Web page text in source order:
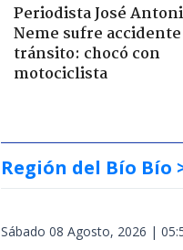
Periodista José
Neme sufre
tránsito: chocó con
motociclista
Región del Bío Bío
Sábado 08 Agosto, 2026 |